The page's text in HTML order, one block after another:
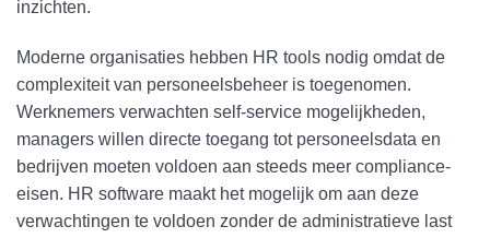
inzichten.
Moderne organisaties hebben HR tools nodig omdat de
complexiteit van personeelsbeheer is toegenomen.
Werknemers verwachten self-service mogelijkheden,
managers willen directe toegang tot personeelsdata en
bedrijven moeten voldoen aan steeds meer compliance-
eisen. HR software maakt het mogelijk om aan deze
verwachtingen te voldoen zonder de administratieve last